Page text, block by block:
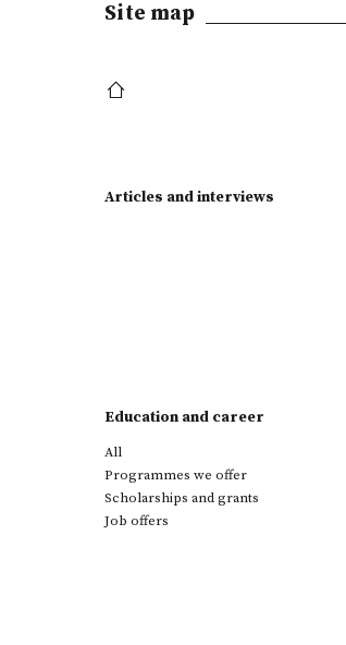
Site map
Articles and interviews
Education and career
All
Programmes we offer
Scholarships and grants
Job offers